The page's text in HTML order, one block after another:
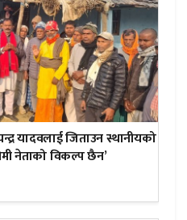
यादवलाई जिताउन स्थानीयको
नेताको विकल्प छैन’